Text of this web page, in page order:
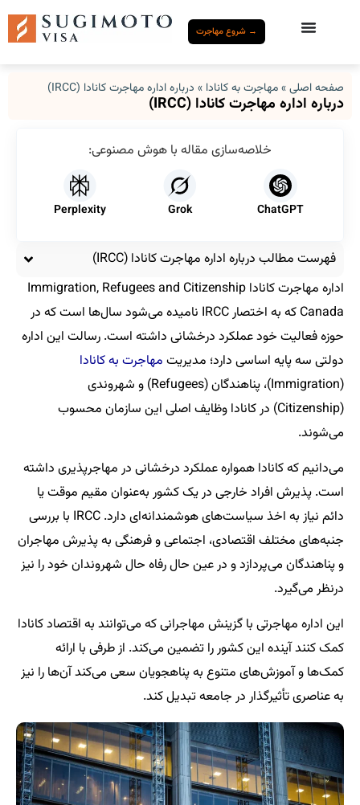
→ شروع مهاجرت
صفحه اصلی»مهاجرت به کانادا » درباره اداره مهاجرت کانادا (IRCC)
درباره اداره مهاجرت کانادا (IRCC)
خلاصه‌سازی مقاله با هوش مصنوعی:
ChatGPT
Grok
Perplexity
فهرست مطالب درباره اداره مهاجرت کانادا (IRCC)
اداره مهاجرت کانادا Immigration, Refugees and Citizenship
Canada که به اختصار IRCC نامیده می‌شود سال‌ها است که در
حوزه فعالیت خود عملکرد درخشانی داشته است. رسالت این اداره
دولتی سه پایه اساسی دارد؛ مدیریت مهاجرت به کانادا
(Immigration)، پناهندگان (Refugees) و شهروندی
(Citizenship) در کانادا وظایف اصلی این سازمان محسوب
می‌شوند.
می‌دانیم که کانادا همواره عملکرد درخشانی در مهاجرپذیری داشته
است. پذیرش افراد خارجی در یک کشور به‌عنوان مقیم موقت یا
دائم نیاز به اخذ سیاست‌های هوشمندانه‌ای دارد. IRCC با بررسی
جنبه‌های مختلف اقتصادی، اجتماعی و فرهنگی به پذیرش مهاجران
و پناهندگان می‌پردازد و در عین حال رفاه حال شهروندان خود را نیز
درنظر می‌گیرد.
این اداره مهاجرتی با گزینش مهاجرانی که می‌توانند به اقتصاد کانادا
کمک کنند آینده این کشور را تضمین می‌کند. از طرفی با ارائه
کمک‌ها و آموزش‌های متنوع به پناهجویان سعی می‌کند آن‌ها را نیز
به عناصری تأثیرگذار در جامعه تبدیل کند.